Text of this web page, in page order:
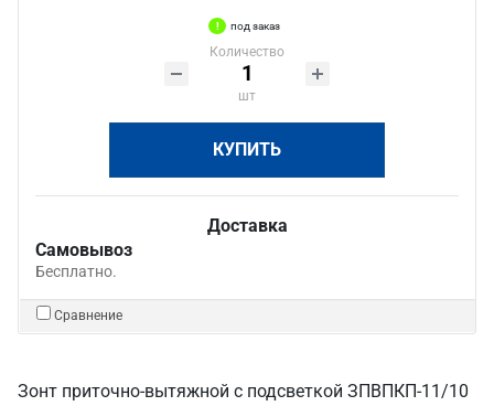
под заказ
Количество
шт
КУПИТЬ
Доставка
Самовывоз
Бесплатно.
Сравнение
Зонт приточно-вытяжной с подсветкой ЗПВПКП-11/10